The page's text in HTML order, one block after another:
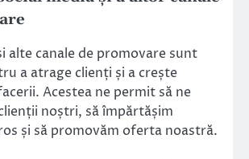
alte canale de promovare sunt
a atrage clienți și a crește
Acestea ne permit să ne
noștri, să împărtășim
și să promovăm oferta noastră.